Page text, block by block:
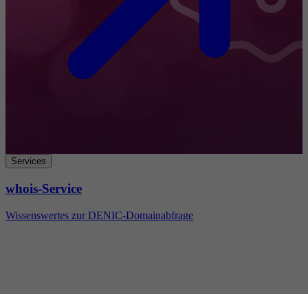
Services
whois-Service
Wissenswertes zur DENIC-Domainabfrage